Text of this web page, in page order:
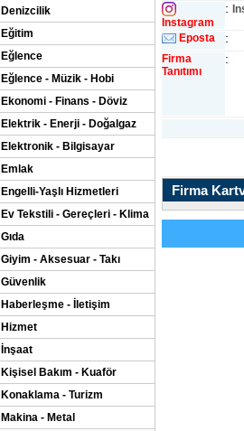
Denizcilik
Eğitim
Eğlence
Eğlence - Müzik - Hobi
Ekonomi - Finans - Döviz
Elektrik - Enerji - Doğalgaz
Elektronik - Bilgisayar
Emlak
Engelli-Yaşlı Hizmetleri
Ev Tekstili - Gereçleri - Klima
Gıda
Giyim - Aksesuar - Takı
Güvenlik
Haberleşme - İletişim
Hizmet
İnşaat
Kişisel Bakım - Kuaför
Konaklama - Turizm
Makina - Metal
Instagram
:
Eposta :
Firma
Tanıtımı
:
Firma